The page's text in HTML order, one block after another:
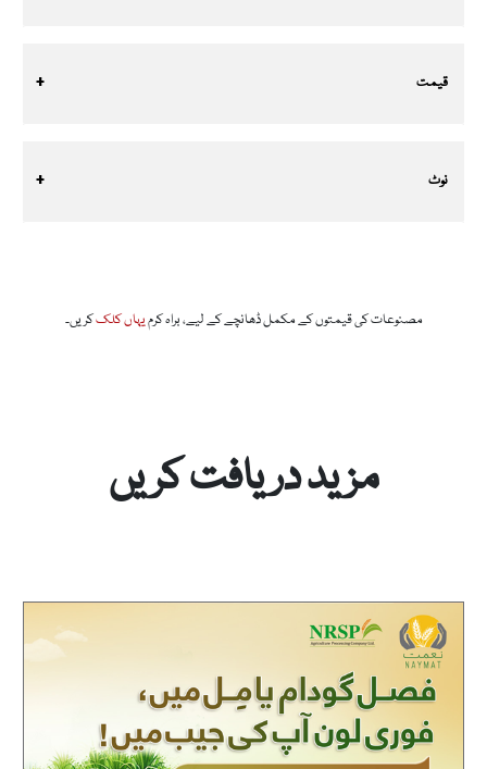
قیمت
نوٹ
مصنوعات کی قیمتوں کے مکمل ڈھانچے کے لیے، براہ کرمیہاں کلککریں۔
مزید دریافت کریں